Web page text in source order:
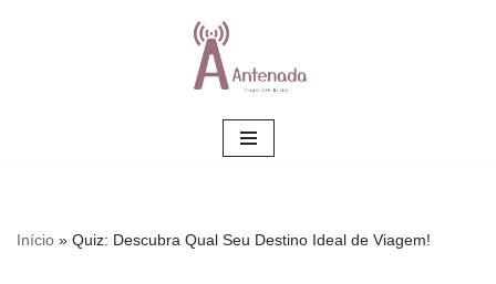
Início » Quiz: Descubra Qual Seu Destino Ideal de Viagem!